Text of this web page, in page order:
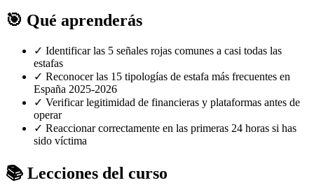
🎯 Qué aprenderás
✓ Identificar las 5 señales rojas comunes a casi todas las
estafas
✓ Reconocer las 15 tipologías de estafa más frecuentes en
España 2025-2026
✓ Verificar legitimidad de financieras y plataformas antes de
operar
✓ Reaccionar correctamente en las primeras 24 horas si has
sido víctima
📚 Lecciones del curso